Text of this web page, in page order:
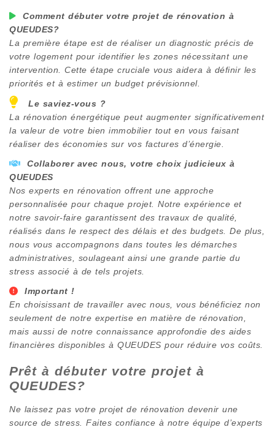
Comment débuter votre projet de rénovation à
QUEUDES?
La première étape est de réaliser un diagnostic précis de
votre logement pour identifier les zones nécessitant une
intervention. Cette étape cruciale vous aidera à définir les
priorités et à estimer un budget prévisionnel.
Le saviez-vous ?
La rénovation énergétique peut augmenter significativement
la valeur de votre bien immobilier tout en vous faisant
réaliser des économies sur vos factures d’énergie.
Collaborer avec nous, votre choix judicieux à
QUEUDES
Nos experts en rénovation offrent une approche
personnalisée pour chaque projet. Notre expérience et
notre savoir-faire garantissent des travaux de qualité,
réalisés dans le respect des délais et des budgets. De plus,
nous vous accompagnons dans toutes les démarches
administratives, soulageant ainsi une grande partie du
stress associé à de tels projets.
Important !
En choisissant de travailler avec nous, vous bénéficiez non
seulement de notre expertise en matière de rénovation,
mais aussi de notre connaissance approfondie des aides
financières disponibles à QUEUDES pour réduire vos coûts.
Prêt à débuter votre projet à
QUEUDES?
Ne laissez pas votre projet de rénovation devenir une
source de stress. Faites confiance à notre équipe d’experts